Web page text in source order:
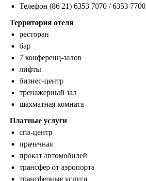
Телефон (86 21) 6353 7070 / 6353 7700
Территория отеля
ресторан
бар
7 конференц-залов
лифты
бизнес-центр
тренажерный зал
шахматная комната
Платные услуги
спа-центр
прачечная
прокат автомобилей
трансфер от аэропорта
трансферные услуги